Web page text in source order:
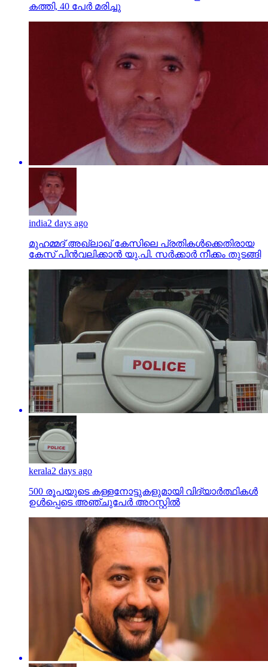
കത്തി, 40 പേര്‍ മരിച്ചു
india2 days ago
മുഹമ്മദ് അഖ്‌ലാഖ് കേസിലെ പ്രതികള്‍ക്കെതിരായ
കേസ് പിന്‍വലിക്കാന്‍ യു.പി. സര്‍ക്കാര്‍ നീക്കം തുടങ്ങി
kerala2 days ago
500 രൂപയുടെ കള്ളനോട്ടുകളുമായി വിദ്യാര്‍ത്ഥികള്‍
ഉള്‍പ്പെടെ അഞ്ചുപേര്‍ അറസ്റ്റില്‍